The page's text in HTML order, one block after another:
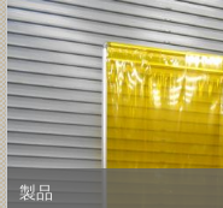
製品